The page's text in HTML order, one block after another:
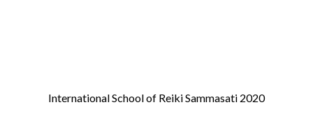
International School of Reiki Sammasati 2020